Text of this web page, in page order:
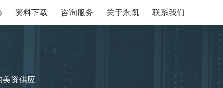
资料下载 咨询服务 关于永凯 联系我们
美资供应